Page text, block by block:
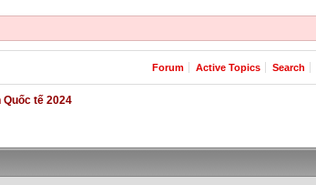
Forum Active Topics Search
tế 2024